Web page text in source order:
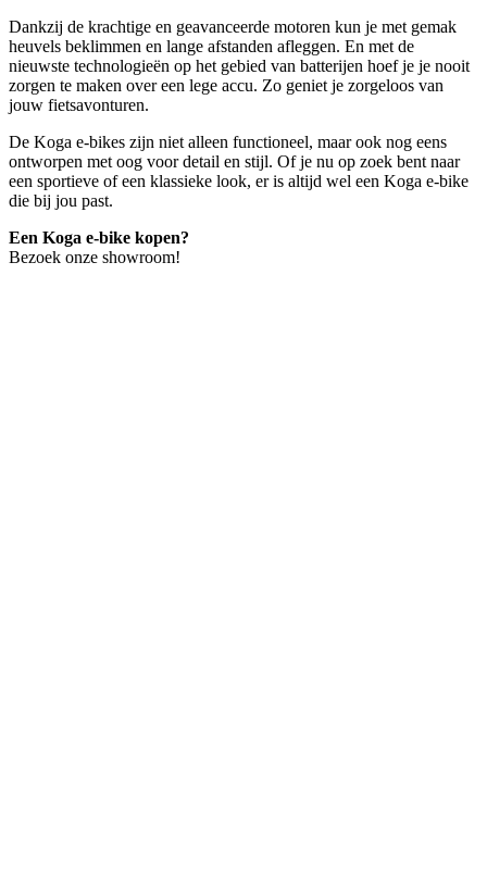
Dankzij de krachtige en geavanceerde motoren kun je met gemak
heuvels beklimmen en lange afstanden afleggen. En met de
nieuwste technologieën op het gebied van batterijen hoef je je nooit
zorgen te maken over een lege accu. Zo geniet je zorgeloos van
jouw fietsavonturen.
De Koga e-bikes zijn niet alleen functioneel, maar ook nog eens
ontworpen met oog voor detail en stijl. Of je nu op zoek bent naar
een sportieve of een klassieke look, er is altijd wel een Koga e-bike
die bij jou past.
Een Koga e-bike kopen?
Bezoek onze showroom!